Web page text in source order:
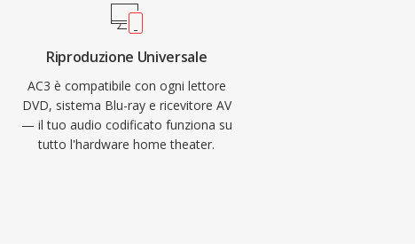
Riproduzione Universale
AC3 è compatibile con ogni lettore
DVD, sistema Blu-ray e ricevitore AV
— il tuo audio codificato funziona su
tutto l'hardware home theater.